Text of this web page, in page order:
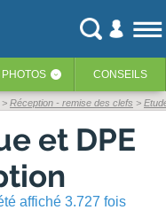
PHOTOS ‹ CONSEILS
Réception - remise des clefs
et DPE
affiché 3.727 fois